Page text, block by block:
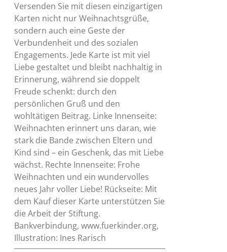
Versenden Sie mit diesen einzigartigen
Karten nicht nur Weihnachtsgrüße,
sondern auch eine Geste der
Verbundenheit und des sozialen
Engagements. Jede Karte ist mit viel
Liebe gestaltet und bleibt nachhaltig in
Erinnerung, während sie doppelt
Freude schenkt: durch den
persönlichen Gruß und den
wohltätigen Beitrag. Linke Innenseite:
Weihnachten erinnert uns daran, wie
stark die Bande zwischen Eltern und
Kind sind – ein Geschenk, das mit Liebe
wächst. Rechte Innenseite: Frohe
Weihnachten und ein wundervolles
neues Jahr voller Liebe! Rückseite: Mit
dem Kauf dieser Karte unterstützen Sie
die Arbeit der Stiftung.
Bankverbindung, www.fuerkinder.org,
Illustration: Ines Rarisch